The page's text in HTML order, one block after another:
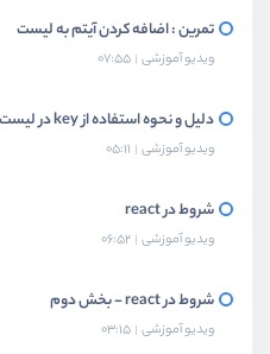
تمرین : اضافه کردن آیتم به لیست
ویدیو آموزشی 07:55
دلیل و نحوه استفاده از key در لیست
ویدیو آموزشی 05:11
شروط در react
ویدیو آموزشی 06:52
شروط در react - بخش دوم
ویدیو آموزشی 03:15